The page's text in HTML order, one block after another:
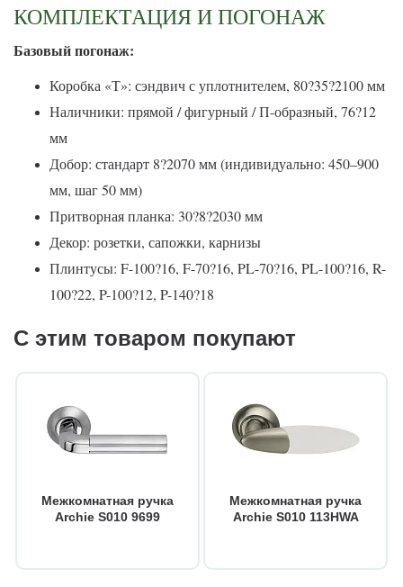
КОМПЛЕКТАЦИЯ И ПОГОНАЖ
Базовый погонаж:
Коробка «Т»: сэндвич с уплотнителем, 80?35?2100 мм
Наличники: прямой / фигурный / П-образный, 76?12
мм
Добор: стандарт 8?2070 мм (индивидуально: 450–900
мм, шаг 50 мм)
Притворная планка: 30?8?2030 мм
Декор: розетки, сапожки, карнизы
Плинтусы: F-100?16, F-70?16, PL-70?16, PL-100?16, R-
100?22, P-100?12, P-140?18
С этим товаром покупают
Межкомнатная ручка
Archie S010 9699
Межкомнатная ручка
Archie S010 113HWA